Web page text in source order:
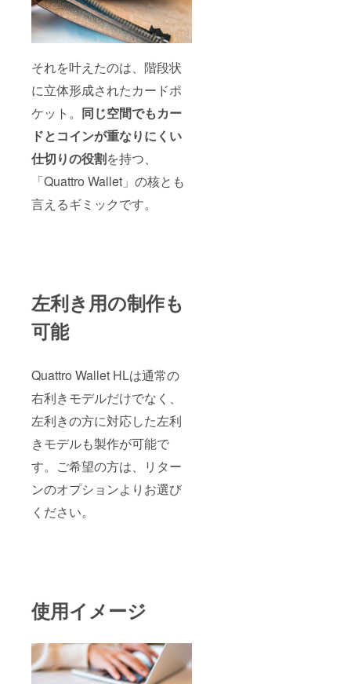
それを叶えたのは、階段状
に立体形成されたカードポ
ケット。 同じ空間でもカー
ドとコインが重なりにくい
仕切りの役割を持つ、
「Quattro Wallet」の核とも
言えるギミックです。
左利き用の制作も
可能
Quattro Wallet HLは通常の
右利きモデルだけでなく、
左利きの方に対応した左利
きモデルも製作が可能で
す。ご希望の方は、リター
ンのオプションよりお選び
ください。
使用イメージ